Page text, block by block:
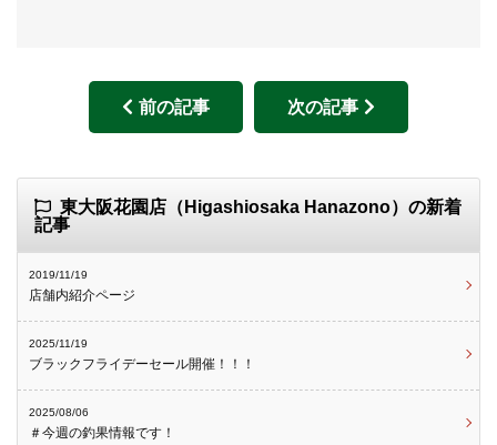
前の記事 次の記事
東大阪花園店（Higashiosaka Hanazono）の新着
記事
2019/11/19
店舗内紹介ページ
2025/11/19
ブラックフライデーセール開催！！！
2025/08/06
＃今週の釣果情報です！